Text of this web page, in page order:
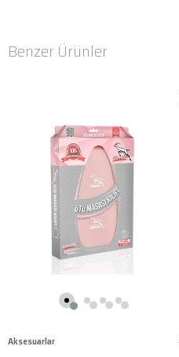
Benzer Ürünler
Aksesuarlar